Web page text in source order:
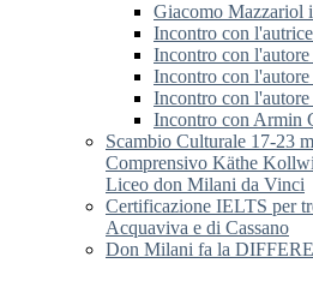
Giacomo Mazzariol
Incontro con
Incontro con
Incontro con
Incontro con
Incontro con Armin
Scambio Culturale 17-23
Comprensivo Käthe
Liceo don Milani da Vinci
Certificazione IELTS per
Acquaviva e di Cassano
Don Milani fa la